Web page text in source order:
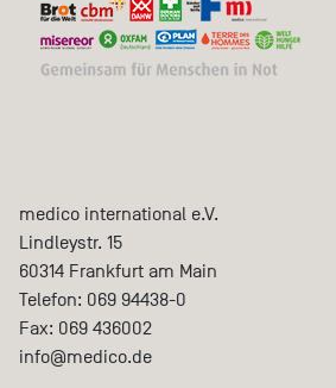
medico international e.V.
Lindleystr. 15
60314 Frankfurt am Main
Telefon: 069 94438-0
Fax: 069 436002
info@medico.de